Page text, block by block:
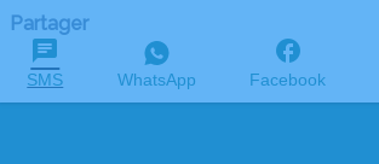
Partager
SMS WhatsApp Facebook